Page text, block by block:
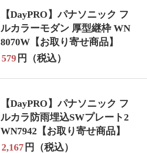
【DayPRO】パナソニック フ
ルカラーモダン 厚型継枠 WN
8070W【お取り寄せ商品】
579 円（税込）
【DayPRO】パナソニック フ
ルカラ防雨埋込SWプレート2
WN7942【お取り寄せ商品】
2,167 円（税込）